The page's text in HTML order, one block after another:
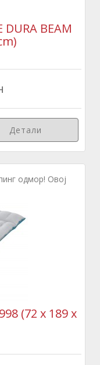
BEAM
Детали
одмор! Овој
(72 x 189 x